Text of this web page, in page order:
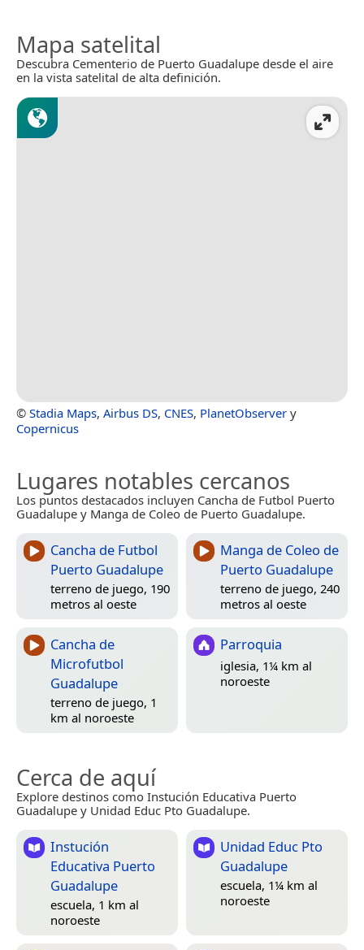
Mapa satelital
Descubra Cementerio de Puerto Guadalupe desde el aire
en la vista satelital de alta definición.
© Stadia Maps, Airbus DS, CNES, PlanetObserver y
Copernicus
Lugares notables cercanos
Los puntos destacados incluyen Cancha de Futbol Puerto
Guadalupe y Manga de Coleo de Puerto Guadalupe.
Cancha de Futbol
Puerto Guadalupe
terreno de juego, 190
metros al oeste
Manga de Coleo de
Puerto Guadalupe
terreno de juego, 240
metros al oeste
Cancha de
Microfutbol
Guadalupe
terreno de juego, 1
km al noroeste
Parroquia
iglesia, 1¼ km al
noroeste
Cerca de aquí
Explore destinos como Instución Educativa Puerto
Guadalupe y Unidad Educ Pto Guadalupe.
Instución
Educativa Puerto
Guadalupe
escuela, 1 km al
noroeste
Unidad Educ Pto
Guadalupe
escuela, 1¼ km al
noroeste